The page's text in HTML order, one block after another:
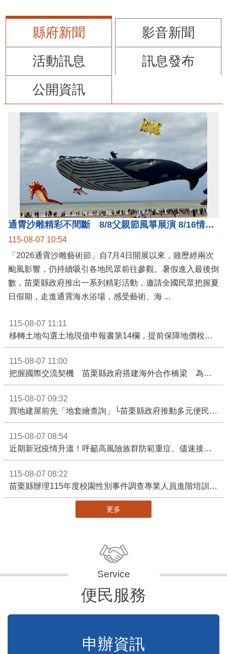
縣府新聞
影音新聞
活動訊息
訊息發布
公開資訊
通霄沙雕精彩不間斷 8/8父親節風箏展演 8/16情人節66對浪漫挑戰送好禮
115-08-07 10:54
「2026通霄沙雕藝術節」自7月4日開展以來，雖歷經兩次
颱風影響，仍持續吸引各地民眾前往參觀。暑假進入最後倒
數，苗栗縣政府推出一系列精彩活動，邀請全國民眾把握夏
日假期，走進通霄海水浴場，感受藝術、海 ...
115-08-07 11:11
移轉土地勾選土地現值申報書第14欄，提前保障地價稅節稅權益
115-08-07 11:00
把握國際交流契機 苗栗縣政府搭建海外合作橋梁 為在地產業爭取更多國際市場機會
115-08-07 09:32
買地建屋前先「地套繪查詢」└苗栗縣政府推動多元便民諮詢服務
115-08-07 08:54
近期新冠疫情升溫！呼籲高風險族群防範重症、儘速接種疫苗及早就醫
115-08-07 08:22
苗栗縣辦理115年度校園性別事件調查專業人員進階培訓 深化調查實務能力 持續打造安全友善校園
更多
便民服務
申辦資訊